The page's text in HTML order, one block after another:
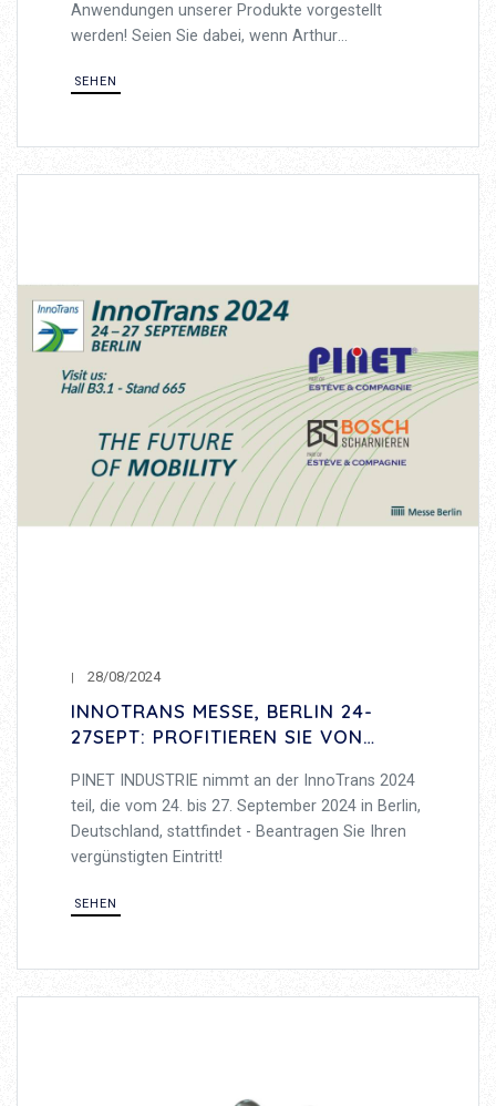
Anwendungen unserer Produkte vorgestellt
werden! Seien Sie dabei, wenn Arthur
die verschiedenen Stellenangebote und ihre
SEHEN
28/08/2024
INNOTRANS MESSE, BERLIN 24-
27SEPT: PROFITIEREN SIE VON
EINTRITTSKARTEN!
PINET INDUSTRIE nimmt an der InnoTrans 2024
teil, die vom 24. bis 27. September 2024 in Berlin,
Deutschland, stattfindet - Beantragen Sie Ihren
vergünstigten Eintritt!
SEHEN